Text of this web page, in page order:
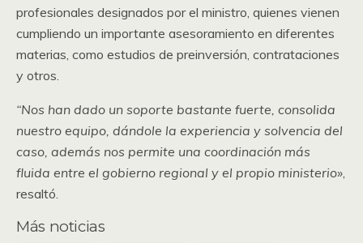
profesionales designados por el ministro, quienes vienen
cumpliendo un importante asesoramiento en diferentes
materias, como estudios de preinversión, contrataciones
y otros.
“Nos han dado un soporte bastante fuerte, consolida
nuestro equipo, dándole la experiencia y solvencia del
caso, además nos permite una coordinación más
fluida entre el gobierno regional y el propio ministerio»,
resaltó.
Más noticias